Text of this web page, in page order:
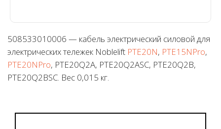
508533010006 — кабель электрический силовой для
электрических тележек Noblelift PTE20N, PTE15NPro,
PTE20NPro, PTE20Q2A, PTE20Q2ASC, PTE20Q2B,
PTE20Q2BSC. Вес 0,015 кг.